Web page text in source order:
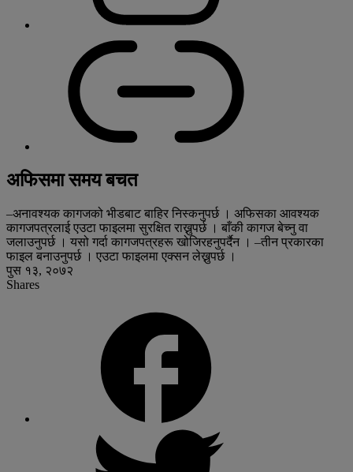
अफिसमा समय बचत
–अनावश्यक कागजको भीडबाट बाहिर निस्कनुपर्छ । अफिसका आवश्यक
कागजपत्रलाई एउटा फाइलमा सुरक्षित राख्नुपर्छ । बाँकी कागज बेच्नु वा
जलाउनुपर्छ । यसो गर्दा कागजपत्रहरू खोजिरहनुपर्दैन । –तीन प्रकारका
फाइल बनाउनुपर्छ । एउटा फाइलमा एक्सन लेख्नुपर्छ ।
पुस १३, २०७२
Shares